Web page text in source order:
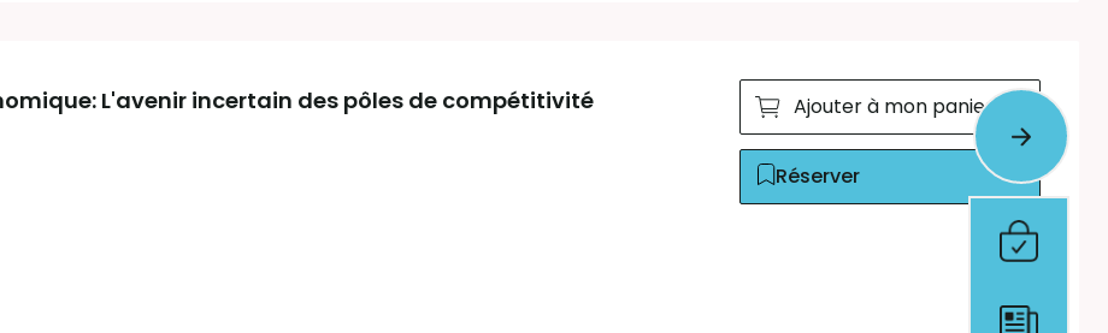
L'avenir incertain des pôles de compétitivité Ajouter à mon panier
Réserver